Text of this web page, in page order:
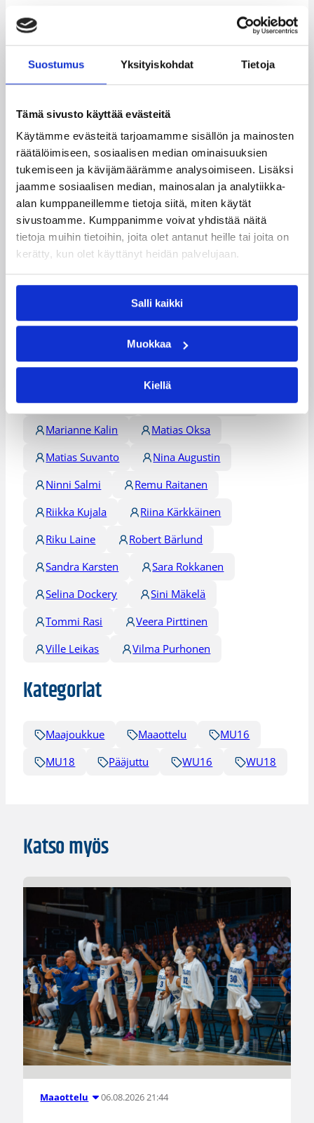
Suostumus Yksityiskohdat Tietoja
Tämä sivusto käyttää evästeitä
Käytämme evästeitä tarjoamamme sisällön ja mainosten
räätälöimiseen, sosiaalisen median ominaisuuksien
tukemiseen ja kävijämäärämme analysoimiseen. Lisäksi
jaamme sosiaalisen median, mainosalan ja analytiikka-
alan kumppaneillemme tietoja siitä, miten käytät
sivustoamme. Kumppanimme voivat yhdistää näitä
tietoja muihin tietoihin, joita olet antanut heille tai joita on
kerätty, kun olet käyttänyt heidän palvelujaan.
Salli kaikki
Muokkaa
Kiellä
Päivitetty
Henkilöt
Aatu Kivimäki
Alexander de Miguel Lamminen
Anni Jämsä
Armi Anttila
Edon Maxhuni
Elina Koskimies
Ella Väätänen
Emilia Helle
Iina Salmenkivi
Jasmine Dolivo
Johanna Borenius
Lauri Markkanen
Maria Hiekkamäki
Marianne Kalin
Matias Oksa
Matias Suvanto
Nina Augustin
Ninni Salmi
Remu Raitanen
Riikka Kujala
Riina Kärkkäinen
Riku Laine
Robert Bärlund
Sandra Karsten
Sara Rokkanen
Selina Dockery
Sini Mäkelä
Tommi Rasi
Veera Pirttinen
Ville Leikas
Vilma Purhonen
Kategoriat
Maajoukkue Maaottelu
MU16
MU18
Pääjuttu WU16 WU18
Katso myös
Maaottelu 06.08.2026 21:44